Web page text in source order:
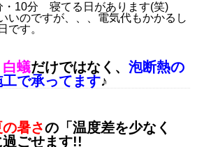
・10分 寝てる日があります(笑)
いのですが、、、電気代もかかるし
です。
白蟻だけではなく 、 泡断熱の
で承ってます♪
の暑さの 「温度差を少なく
過ごせます!!